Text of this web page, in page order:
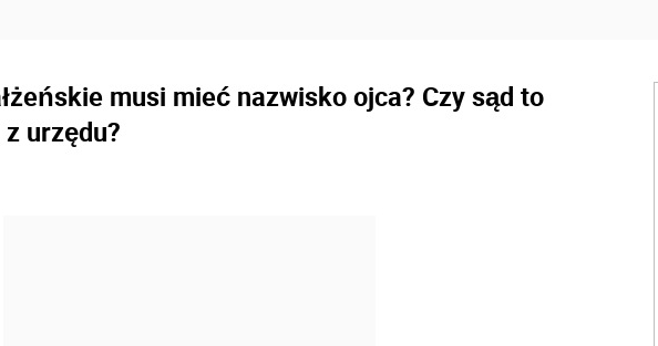
musi mieć nazwisko ojca? Czy sąd to
urzędu?